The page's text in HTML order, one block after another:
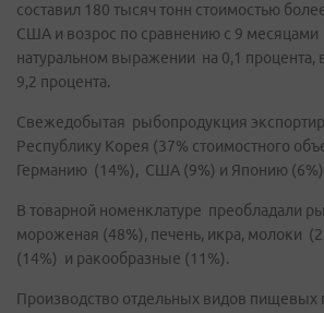
составил 180 тысяч тонн стоимостью
США и возрос по сравнению с 9 месяцами
натуральном выражении на 0,1 процента,
9,2 процента.
Свежедобытая рыбопродукция
Республику Корея (37% стоимостного
Германию (14%), США (9%) и Японию
В товарной номенклатуре преобладали
мороженая (48%), печень, икра, молоки
(14%) и ракообразные (11%).
Производство отдельных видов пищевых